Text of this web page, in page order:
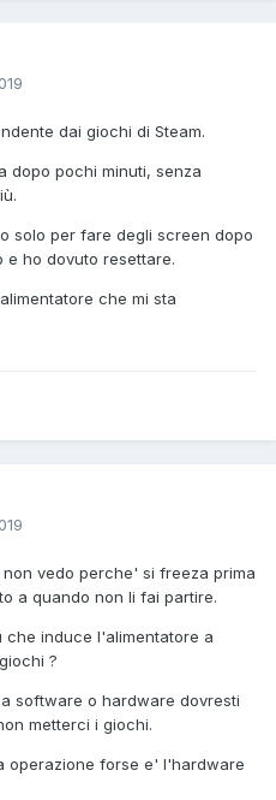
dai giochi di Steam.
dopo pochi minuti, senza
solo per fare degli screen dopo
ho dovuto resettare.
che mi sta
vedo perche' si freeza prima
a quando non li fai partire.
induce l'alimentatore a
?
software o hardware dovresti
metterci i giochi.
operazione forse e' l'hardware